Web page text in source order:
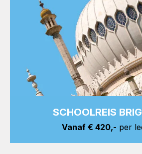
SCHOOLREIS
Vanaf € 420,- per